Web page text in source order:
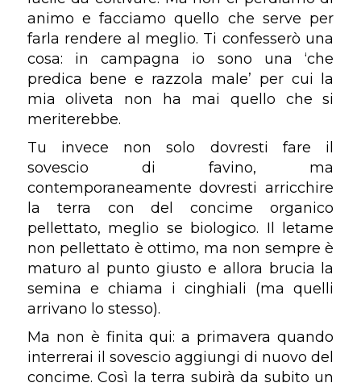
animo e facciamo quello che serve per
farla rendere al meglio. Ti confesserò una
cosa: in campagna io sono una ‘che
predica bene e razzola male’ per cui la
mia oliveta non ha mai quello che si
meriterebbe.
Tu invece non solo dovresti fare il
sovescio di favino, ma
contemporaneamente dovresti arricchire
la terra con del concime organico
pellettato, meglio se biologico. Il letame
non pellettato è ottimo, ma non sempre è
maturo al punto giusto e allora brucia la
semina e chiama i cinghiali (ma quelli
arrivano lo stesso).
Ma non è finita qui: a primavera quando
interrerai il sovescio aggiungi di nuovo del
concime. Così la terra subirà da subito un